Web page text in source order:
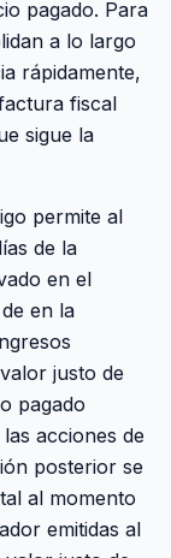
pagado. Para
a lo largo
rápidamente,
fiscal
sigue la
permite al
de la
en el
en la
justo de
pagado
acciones de
posterior se
al momento
emitidas al